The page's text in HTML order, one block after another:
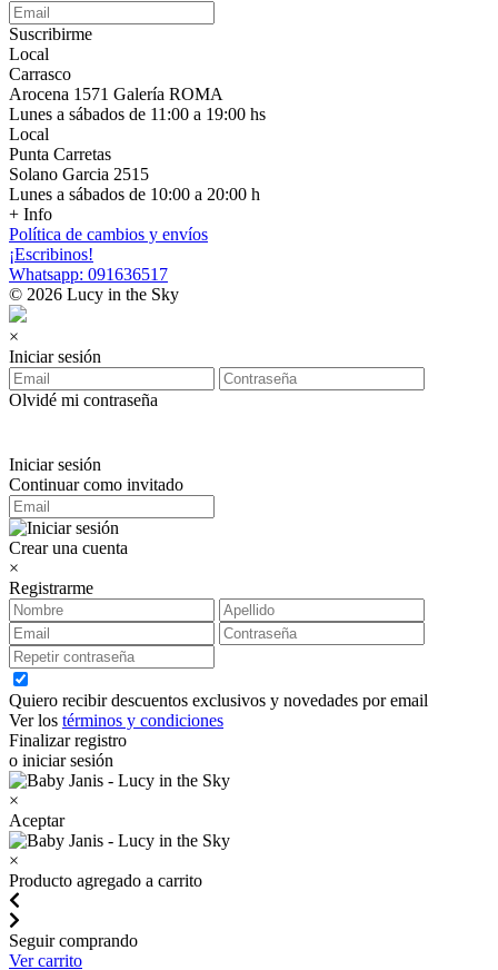
Suscribirme
Local
Carrasco
Arocena 1571 Galería ROMA
Lunes a sábados de 11:00 a 19:00 hs
Local
Punta Carretas
Solano Garcia 2515
Lunes a sábados de 10:00 a 20:00 h
+ Info
Política de cambios y envíos
¡Escribinos!
Whatsapp: 091636517
© 2026 Lucy in the Sky
×
Iniciar sesión
Olvidé mi contraseña
Iniciar sesión
Continuar como invitado
Crear una cuenta
×
Registrarme
Quiero recibir descuentos exclusivos y novedades por email
Ver los términos y condiciones
Finalizar registro
o iniciar sesión
×
Aceptar
×
Producto agregado a carrito
Seguir comprando
Ver carrito